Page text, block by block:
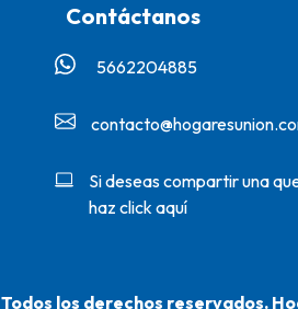
Contáctanos
5662204885‬
Si deseas compartir una
haz click aquí
Todos los derechos reservados.